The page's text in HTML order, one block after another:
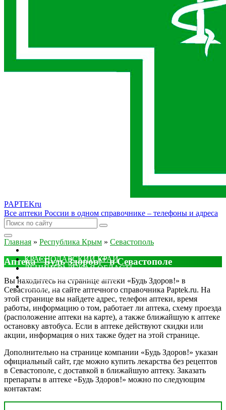
PAPTEKru
Все аптеки России в одном справочнике – телефоны и адреса
КРАСНОДАРСКИЙ КРАЙ
ЛЕНИНГРАДСКАЯ ОБЛАСТЬ
ДРУГИЕ
Главная » Республика Крым » Севастополь
Аптека "Будь Здоров!" в Севастополе
Вы находитесь на странице аптеки «Будь Здоров!» в
Севастополе, на сайте аптечного справочника Paptek.ru. На
этой странице вы найдете адрес, телефон аптеки, время
работы, информацию о том, работает ли аптека, схему проезда
(расположение аптеки на карте), а также ближайшую к аптеке
остановку автобуса. Если в аптеке действуют скидки или
акции, информация о них также будет на этой странице.
Дополнительно на странице компании «Будь Здоров!» указан
официальный сайт, где можно купить лекарства без рецептов
в Севастополе, с доставкой в ближайшую аптеку. Заказать
препараты в аптеке «Будь Здоров!» можно по следующим
контактам: